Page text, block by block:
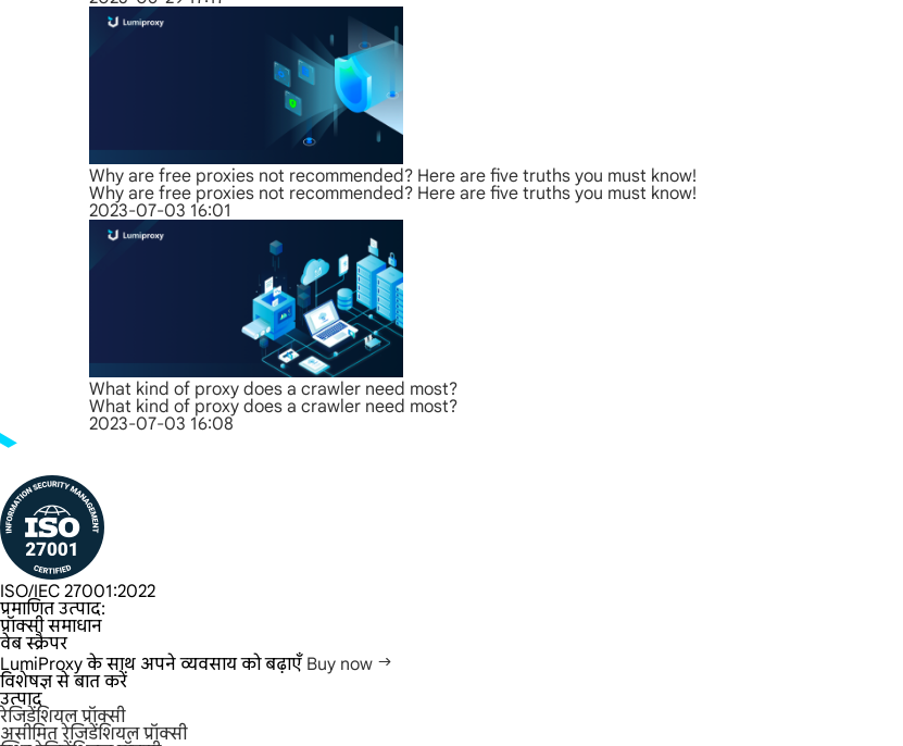
Why are free proxies not recommended? Here are five truths you must know!
Why are free proxies not recommended? Here are five truths you must know!
2023-07-03 16:01
What kind of proxy does a crawler need most?
What kind of proxy does a crawler need most?
2023-07-03 16:08
ISO/IEC 27001:2022
प्रमाणित उत्पाद:
प्रॉक्सी समाधान
वेब स्क्रैपर
LumiProxy के साथ अपने व्यवसाय को बढ़ाएँ Buy now
विशेषज्ञ से बात करें
उत्पाद
रेजिडेंशियल प्रॉक्सी
असीमित रेजिडेंशियल प्रॉक्सी